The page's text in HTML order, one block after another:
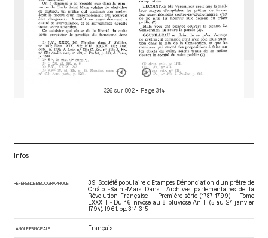
326 sur 802 • Page 314
Infos
RÉFÉRENCE BIBLIOGRAPHIQUE
39. Société populaire d’Etampes. Dénonciation d’un prêtre de
Châlo -Saint-Mars. Dans : Archives parlementaires de la
Révolution Française — Première série (1787-1799) — Tome
LXXXIII - Du 16 nivôse au 8 pluviôse An II (5 au 27 janvier
1794) . 1961. pp. 314-315.
LANGUE PRINCIPALE Français